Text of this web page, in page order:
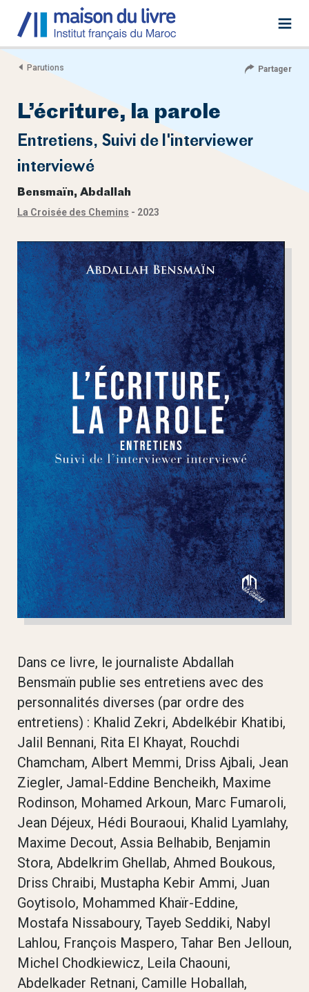
Parutions Partager
L’écriture, la parole
Entretiens, Suivi de l'interviewer
interviewé
Bensmaïn, Abdallah
La Croisée des Chemins - 2023
Dans ce livre, le journaliste Abdallah
Bensmaïn publie ses entretiens avec des
personnalités diverses (par ordre des
entretiens) : Khalid Zekri, Abdelkébir Khatibi,
Jalil Bennani, Rita El Khayat, Rouchdi
Chamcham, Albert Memmi, Driss Ajbali, Jean
Ziegler, Jamal-Eddine Bencheikh, Maxime
Rodinson, Mohamed Arkoun, Marc Fumaroli,
Jean Déjeux, Hédi Bouraoui, Khalid Lyamlahy,
Maxime Decout, Assia Belhabib, Benjamin
Stora, Abdelkrim Ghellab, Ahmed Boukous,
Driss Chraibi, Mustapha Kebir Ammi, Juan
Goytisolo, Mohammed Khaïr-Eddine,
Mostafa Nissaboury, Tayeb Seddiki, Nabyl
Lahlou, François Maspero, Tahar Ben Jelloun,
Michel Chodkiewicz, Leila Chaouni,
Abdelkader Retnani, Camille Hoballah,